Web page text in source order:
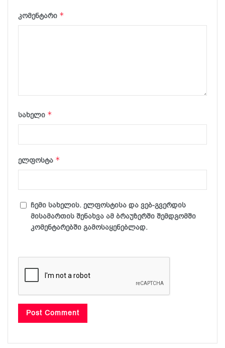
კომენტარი *
სახელი *
ელფოსტა *
ჩემი სახელის. ელფოსტისა და ვებ-გვერდის
მისამართის შენახვა ამ ბრაუზერში შემდგომში
კომენტარებში გამოსაყენებლად.